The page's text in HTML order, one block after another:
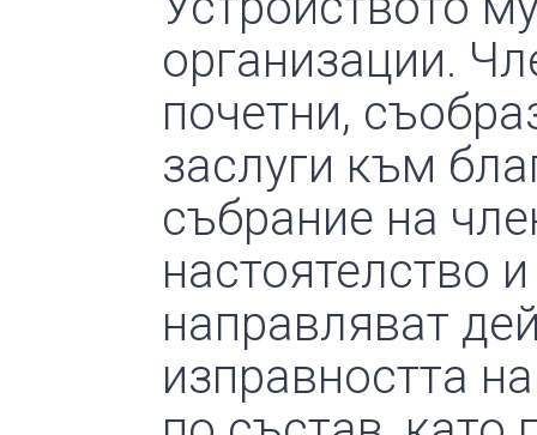
организации.
почетни,
заслуги към
събрание на
настоятелство
направляват
изправността